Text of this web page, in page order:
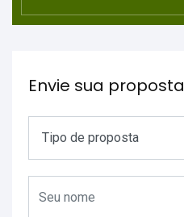
Envie sua proposta